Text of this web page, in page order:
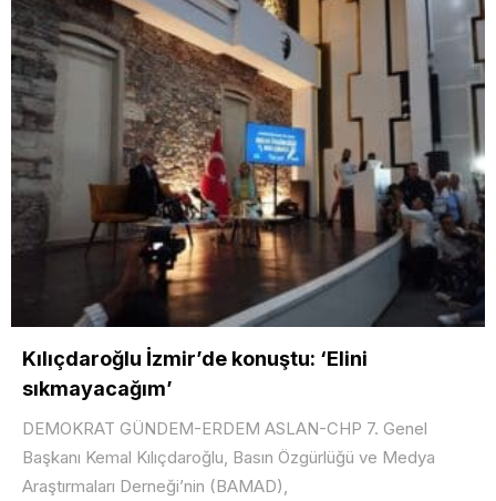
Kılıçdaroğlu İzmir’de konuştu: ‘Elini
sıkmayacağım’
DEMOKRAT GÜNDEM-ERDEM ASLAN-CHP 7. Genel
Başkanı Kemal Kılıçdaroğlu, Basın Özgürlüğü ve Medya
Araştırmaları Derneği’nin (BAMAD),